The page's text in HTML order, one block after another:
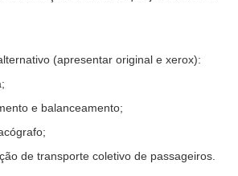
(apresentar original e xerox):
e balanceamento;
de transporte coletivo de passageiros.